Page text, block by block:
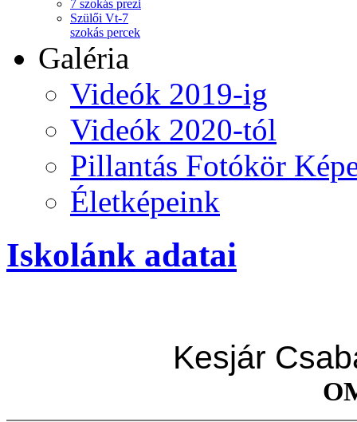
7 szokás prezi
Szülői Vt-7
szokás percek
Galéria
Videók 2019-ig
Videók 2020-tól
Pillantás Fotókör
Életképeink
Iskolánk adatai
Kesjár